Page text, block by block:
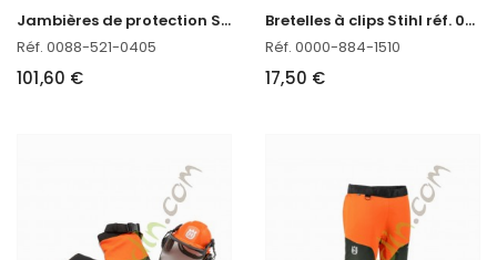
J
ambières de protection STIHL FUNCTION CHAPS 270°
Réf. 0088-521-0405
101,60 €
B
retelles à clips Stihl réf. 0000-884-1510
Réf. 0000-884-1510
17,50 €